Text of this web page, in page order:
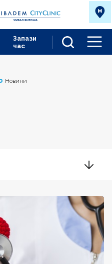
Запази
час
Новини